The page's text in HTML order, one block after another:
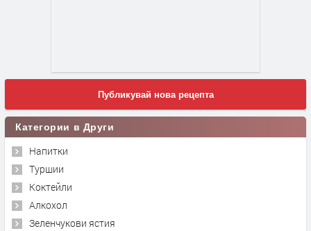
Публикувай нова рецепта
Категории в Други
Напитки
Туршии
Коктейли
Алкохол
Зеленчукови ястия